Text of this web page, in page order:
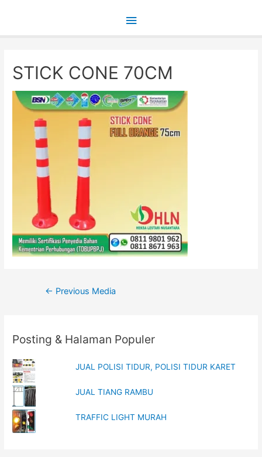
Main
STICK CONE 70CM
Post
← Previous Media
Posting & Halaman Populer
JUAL POLISI TIDUR, POLISI TIDUR KARET
JUAL TIANG RAMBU
TRAFFIC LIGHT MURAH